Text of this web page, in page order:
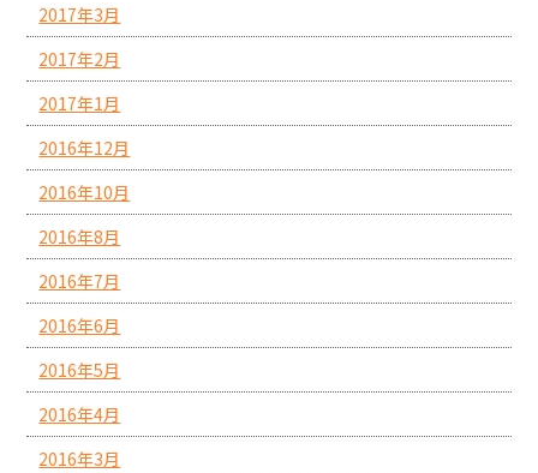
2017年3月
2017年2月
2017年1月
2016年12月
2016年10月
2016年8月
2016年7月
2016年6月
2016年5月
2016年4月
2016年3月